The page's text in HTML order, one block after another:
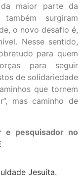
maior parte da
surgiram
o novo desafio é,
Nesse sentido,
para quem
para seguir
de solidariedade
que tornem
mas caminho de
e pesquisador no
Jesuíta.